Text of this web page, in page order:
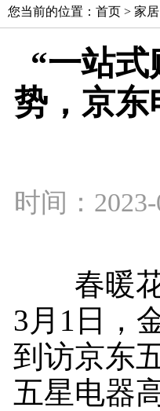
您当前的位置： 首页 > 家居
“一站
势，京东
时间：
春暖花
3月1日，
到访京东
五星电器